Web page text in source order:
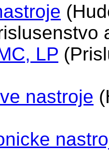
LP
nastroje